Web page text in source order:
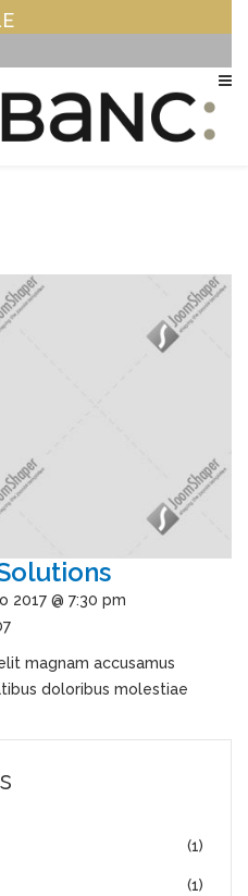
2017 @ 7:30 pm
magnam accusamus
doloribus molestiae
(1)
(1)